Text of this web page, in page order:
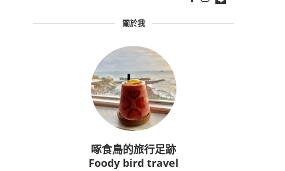
關於我
啄食鳥的旅行足跡
Foody bird travel